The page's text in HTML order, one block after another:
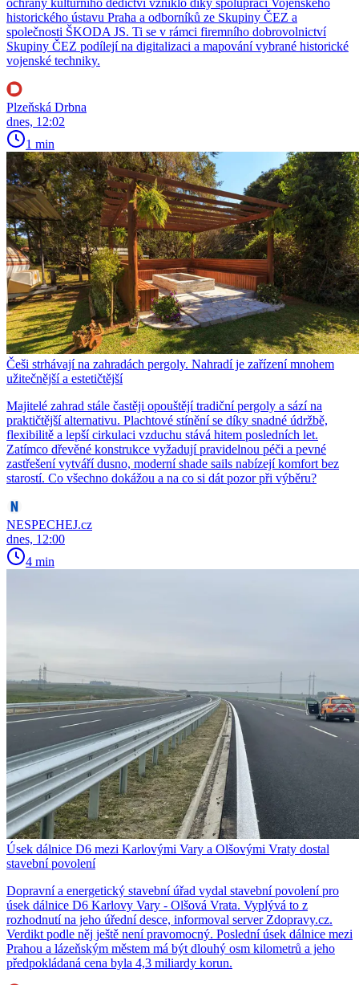
historického ústavu Praha a odborníků ze Skupiny ČEZ a
společnosti ŠKODA JS. Ti se v rámci firemního dobrovolnictví
Skupiny ČEZ podílejí na digitalizaci a mapování vybrané historické
vojenské techniky.
Plzeňská Drbna
dnes, 12:02
1 min
Češi strhávají na zahradách pergoly. Nahradí je zařízení mnohem
užitečnější a estetičtější
Majitelé zahrad stále častěji opouštějí tradiční pergoly a sází na
praktičtější alternativu. Plachtové stínění se díky snadné údržbě,
flexibilitě a lepší cirkulaci vzduchu stává hitem posledních let.
Zatímco dřevěné konstrukce vyžadují pravidelnou péči a pevné
zastřešení vytváří dusno, moderní shade sails nabízejí komfort bez
starostí. Co všechno dokážou a na co si dát pozor při výběru?
NESPECHEJ.cz
dnes, 12:00
4 min
Úsek dálnice D6 mezi Karlovými Vary a Olšovými Vraty dostal
stavební povolení
Dopravní a energetický stavební úřad vydal stavební povolení pro
úsek dálnice D6 Karlovy Vary - Olšová Vrata. Vyplývá to z
rozhodnutí na jeho úřední desce, informoval server Zdopravy.cz.
Verdikt podle něj ještě není pravomocný. Poslední úsek dálnice mezi
Prahou a lázeňským městem má být dlouhý osm kilometrů a jeho
předpokládaná cena byla 4,3 miliardy korun.